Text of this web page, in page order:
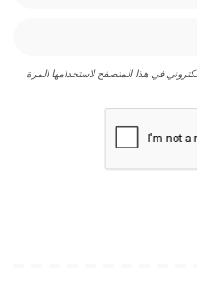
في هذا المتصفح لاستخدامها المرة